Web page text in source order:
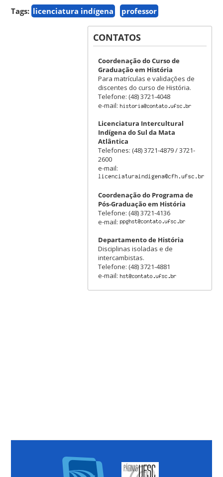
Tags: licenciatura indígena professor
CONTATOS
Coordenação do Curso de
Graduação em História
Para matrículas e validações de
discentes do curso de História.
Telefone: (48) 3721-4048
e-mail:
Licenciatura Intercultural
Indígena do Sul da Mata
Atlântica
Telefones: (48) 3721-4879 / 3721-
2600
e-mail:
Coordenação do Programa de
Pós-Graduação em História
Telefone: (48) 3721-4136
e-mail:
Departamento de História
Disciplinas isoladas e de
intercambistas.
Telefone: (48) 3721-4881
e-mail: